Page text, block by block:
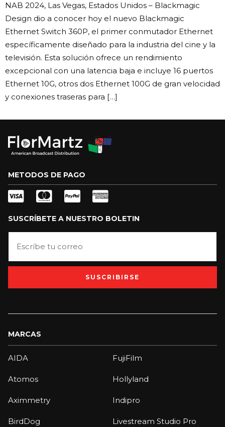
NAB 2024, Las Vegas, Estados Unidos – Blackmagic
Design dio a conocer hoy el nuevo Blackmagic
Ethernet Switch 360P, el primer conmutador Ethernet
específicamente diseñado para la industria del cine y la
televisión. Esta solución ofrece un rendimiento
excepcional con una latencia baja e incluye 16 puertos
Ethernet 10G, otros dos Ethernet 100G de gran velocidad
y conexiones traseras para […]
METODOS DE PAGO
SUSCRÍBETE A NUESTRO BOLETIN
SUSCRIBIRSE
MARCAS
AIDA
Atomos
Aximmetry
BirdDog
FujiFilm
Hollyland
Indipro
Livestream Studio Pro